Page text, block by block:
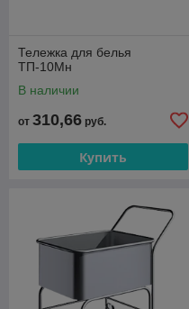
Тележка для белья
ТП-10Мн
В наличии
от 310,66 руб.
Купить